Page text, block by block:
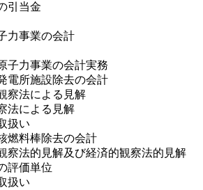
当金
事業の会計
力事業の会計実務
所施設除去の会計
による見解
による見解
い
料棒除去の会計
的見解及び経済的観察法的見解
価単位
い